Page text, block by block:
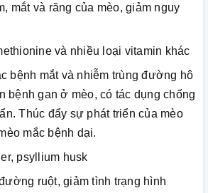
mắt và răng của mèo, giảm nguy
và nhiều loại vitamin khác
bệnh mắt và nhiễm trùng đường hô
bệnh gan ở mèo, có tác dụng chống
Thúc đẩy sự phát triển của mèo
mắc bệnh dại.
psyllium husk
ruột, giảm tình trạng hình